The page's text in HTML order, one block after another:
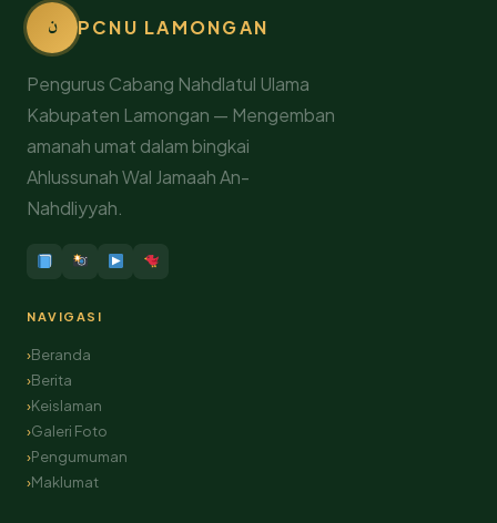
ن PCNU LAMONGAN
Pengurus Cabang Nahdlatul Ulama
Kabupaten Lamongan — Mengemban
amanah umat dalam bingkai
Ahlussunah Wal Jamaah An-
Nahdliyyah.
NAVIGASI
Beranda
Berita
Keislaman
Galeri Foto
Pengumuman
Maklumat